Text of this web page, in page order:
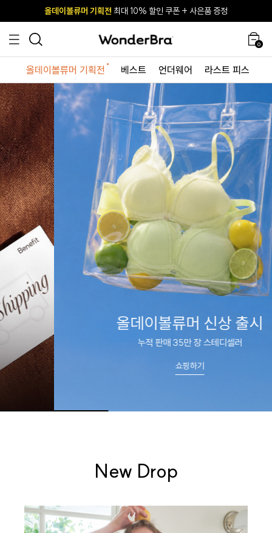
사이즈 무료 교환 서비스
올데이볼류머 기획전 최대 10% 할인 쿠폰 + 사은품 증정
사이즈 무료 교환 서비스
올데이볼류머 기획전 최대 10% 할인 쿠폰 + 사은품 증정
0
올데이볼류머 기획전 베스트 언더웨어 라스트 피스
올데이볼류머 신상 출시
누적 판매 35만 장 스테디셀러
New Drop